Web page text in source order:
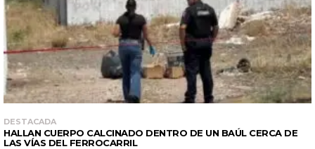
DESTACADA
HALLAN CUERPO CALCINADO DENTRO DE UN BAÚL CERCA DE
LAS VÍAS DEL FERROCARRIL